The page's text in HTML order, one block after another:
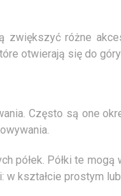
zwiększyć różne
otwierają się do
Często są one
półek. Półki te
kształcie prostym